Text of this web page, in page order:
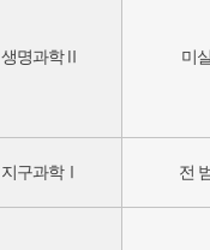
생명과학Ⅱ 미
지구과학Ⅰ 전